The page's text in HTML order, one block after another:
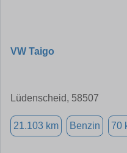
VW Taigo
Lüdenscheid, 58507
21.103 km Benzin 70